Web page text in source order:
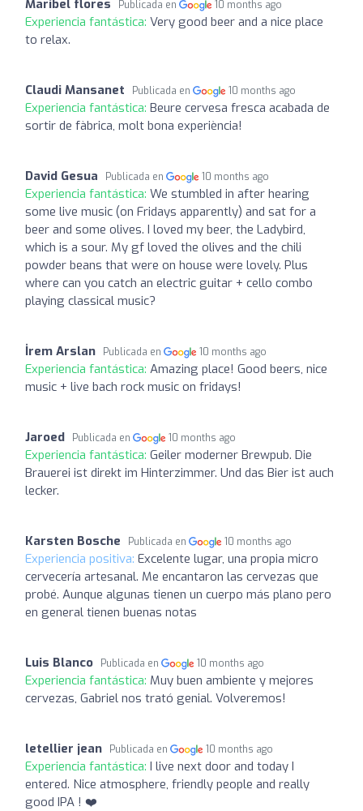
Maribel flores Publicada en 10 months ago
Experiencia fantástica: Very good beer and a nice place
to relax.
Claudi Mansanet Publicada en 10 months ago
Experiencia fantástica: Beure cervesa fresca acabada de
sortir de fàbrica, molt bona experiència!
David Gesua Publicada en 10 months ago
Experiencia fantástica: We stumbled in after hearing
some live music (on Fridays apparently) and sat for a
beer and some olives. I loved my beer, the Ladybird,
which is a sour. My gf loved the olives and the chili
powder beans that were on house were lovely. Plus
where can you catch an electric guitar + cello combo
playing classical music?
İrem Arslan Publicada en 10 months ago
Experiencia fantástica: Amazing place! Good beers, nice
music + live bach rock music on fridays!
Jaroed Publicada en 10 months ago
Experiencia fantástica: Geiler moderner Brewpub. Die
Brauerei ist direkt im Hinterzimmer. Und das Bier ist auch
lecker.
Karsten Bosche Publicada en 10 months ago
Experiencia positiva: Excelente lugar, una propia micro
cervecería artesanal. Me encantaron las cervezas que
probé. Aunque algunas tienen un cuerpo más plano pero
en general tienen buenas notas
Luis Blanco Publicada en 10 months ago
Experiencia fantástica: Muy buen ambiente y mejores
cervezas, Gabriel nos trató genial. Volveremos!
letellier jean Publicada en 10 months ago
Experiencia fantástica: I live next door and today I
entered. Nice atmosphere, friendly people and really
good IPA ! ❤️